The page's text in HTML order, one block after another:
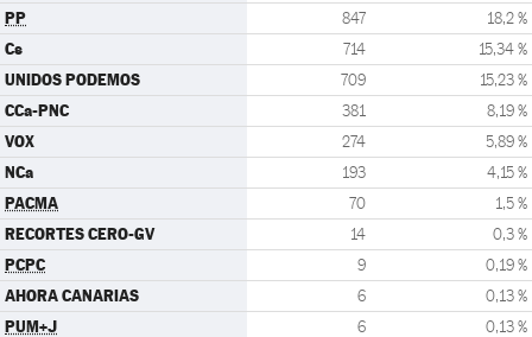
PP 847 18,2 %
Cs 714 15,34 %
UNIDOS PODEMOS 709 15,23 %
CCa-PNC 381 8,19 %
VOX 274 5,89 %
NCa 193 4,15 %
PACMA 70 1,5 %
RECORTES CERO-GV 14 0,3 %
PCPC 9 0,19 %
AHORA CANARIAS 6 0,13 %
PUM+J 6 0,13 %